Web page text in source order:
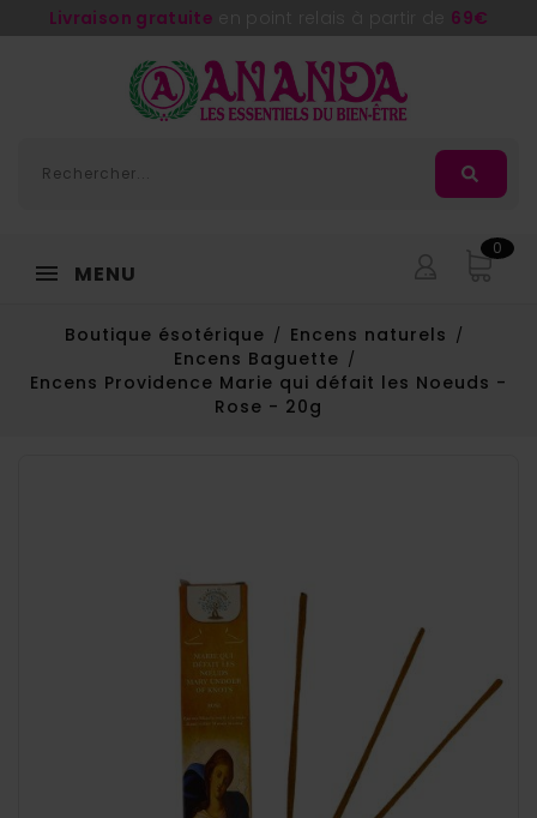
Livraison gratuite 69€
MENU
0
Boutique ésotérique
Encens naturels
Encens Baguette
Encens Providence Marie qui défait les Noeuds -
Rose - 20g